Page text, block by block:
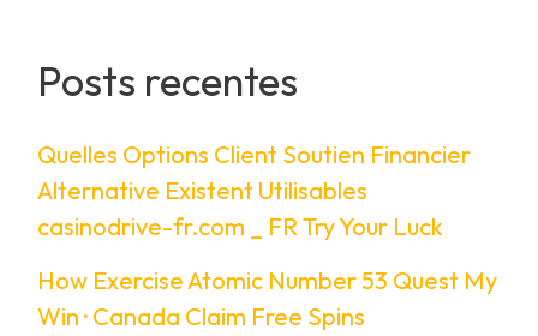
Posts recentes
Quelles Options Client Soutien Financier
Alternative Existent Utilisables
casinodrive-fr.com _ FR Try Your Luck
How Exercise Atomic Number 53 Quest My
Win · Canada Claim Free Spins